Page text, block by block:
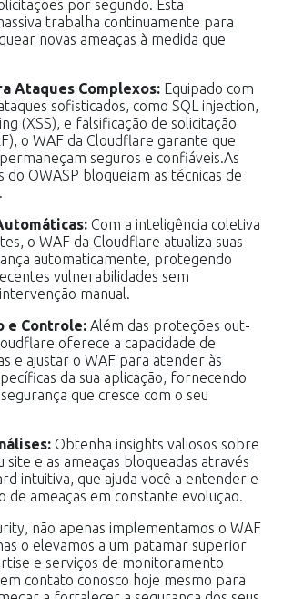
por segundo. Esta
trabalha continuamente para
novas ameaças à medida que
Ataques Complexos: Equipado com
sofisticados, como SQL injection,
(XSS), e falsificação de solicitação
o WAF da Cloudflare garante que
seguros e confiáveis.As
do OWASP bloqueiam as técnicas de
Com a inteligência coletiva
o WAF da Cloudflare atualiza suas
automaticamente, protegendo
vulnerabilidades sem
manual.
e Controle: Além das proteções out-
oferece a capacidade de
e ajustar o WAF para atender às
da sua aplicação, fornecendo
que cresce com o seu
Obtenha insights valiosos sobre
e as ameaças bloqueadas através
intuitiva, que ajuda você a entender e
de ameaças em constante evolução.
não apenas implementamos o WAF
o elevamos a um patamar superior
e serviços de monitoramento
contato conosco hoje mesmo para